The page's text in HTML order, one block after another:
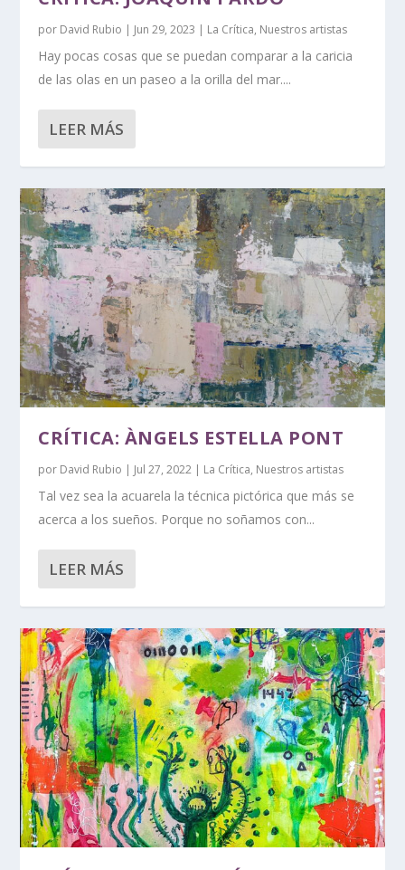
por David Rubio | Jun 29, 2023 | La Crítica, Nuestros artistas
Hay pocas cosas que se puedan comparar a la caricia
de las olas en un paseo a la orilla del mar....
LEER MÁS
CRÍTICA: ÀNGELS ESTELLA PONT
por David Rubio | Jul 27, 2022 | La Crítica, Nuestros artistas
Tal vez sea la acuarela la técnica pictórica que más se
acerca a los sueños. Porque no soñamos con...
LEER MÁS